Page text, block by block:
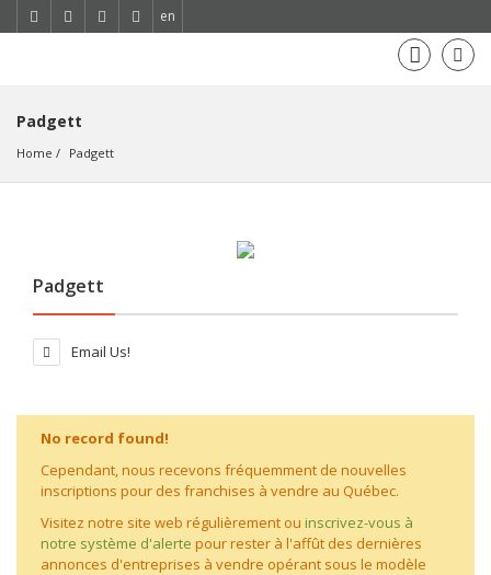
en
Padgett
Home Padgett
Padgett
Email Us!
No record found!
Cependant, nous recevons fréquemment de nouvelles
inscriptions pour des franchises à vendre au Québec.
Visitez notre site web régulièrement ou inscrivez-vous à
notre système d'alerte pour rester à l'affût des dernières
annonces d'entreprises à vendre opérant sous le modèle